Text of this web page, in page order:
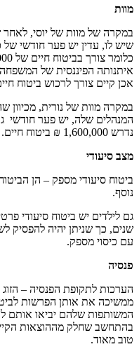
מוות
במקרה של מוות של יוסי, לאחר
איתנותה הפיננסית של
אכן קיים צורך לרכוש ביטוח
במקרה מוות של נורית, מכיוון
נדרש 1,600,000 ₪ ביטוח חיים.
מצב סיעודי
ביטוח סיעודי מספק – הן
נוסף.
גם לילדים יש ביטוח סיעודי
שנים, כך שניתן יהיה להפסיק
עם כיסוי מספק.
פנסיה
הערכות לתקופת הפנסיה –
ממשיכה את אותן הפרשות
בהתחשב שחלק מההוצאות
טוב מאוד.